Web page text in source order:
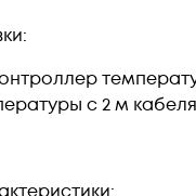
с 2 м кабеля